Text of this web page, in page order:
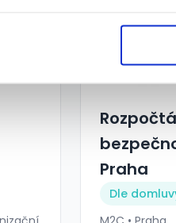
Praha
Dle